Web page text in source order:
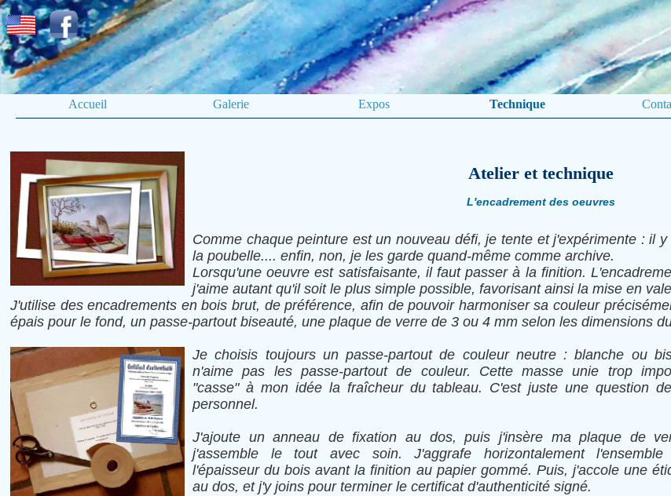
Accueil Galerie Expos Technique
Atelier et technique
L'encadrement des oeuvres
Comme chaque peinture est un nouveau défi, je tente et j'expérimente : il
la poubelle.... enfin, non, je les garde quand-même comme archive.
Lorsqu'une oeuvre est satisfaisante, il faut passer à la finition.
j'aime autant qu'il soit le plus simple possible, favorisant ainsi la mise en
J'utilise des encadrements en bois brut, de préférence, afin de pouvoir harmoniser sa couleur
épais pour le fond, un passe-partout biseauté, une plaque de verre de 3 ou 4 mm selon les dimensions
Je choisis toujours un passe-partout de couleur neutre : blanche ou
n'aime pas les passe-partout de couleur. Cette masse unie trop
"casse" à mon idée la fraîcheur du tableau. C'est juste une question
personnel.
J'ajoute un anneau de fixation au dos, puis j'insère ma plaque de
j'assemble le tout avec soin. J'aggrafe horizontalement l'ensemble
l'épaisseur du bois avant la finition au papier gommé. Puis, j'accole une
au dos, et j'y joins pour terminer le certificat d'authenticité signé.